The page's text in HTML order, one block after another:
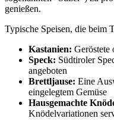
genießen.
Typische Speisen, die beim
Kastanien: Geröstete
Speck: Südtiroler
angeboten
Brettljause: Eine
eingelegtem Gemüse
Hausgemachte
Knödelvariationen